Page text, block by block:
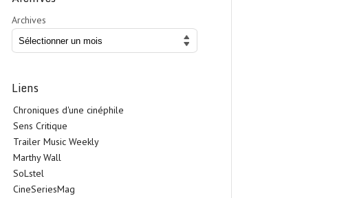
Archives
Liens
Chroniques d'une cinéphile
Sens Critique
Trailer Music Weekly
Marthy Wall
SoLstel
CineSeriesMag